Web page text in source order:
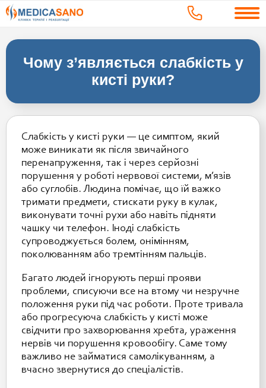
Чому з’являється слабкість у
кисті руки?
Слабкість у кисті руки — це симптом, який
може виникати як після звичайного
перенапруження, так і через серйозні
порушення у роботі нервової системи, м’язів
або суглобів. Людина помічає, що їй важко
тримати предмети, стискати руку в кулак,
виконувати точні рухи або навіть підняти
чашку чи телефон. Іноді слабкість
супроводжується болем, онімінням,
поколюванням або тремтінням пальців.
Багато людей ігнорують перші прояви
проблеми, списуючи все на втому чи незручне
положення руки під час роботи. Проте тривала
або прогресуюча слабкість у кисті може
свідчити про захворювання хребта, ураження
нервів чи порушення кровообігу. Саме тому
важливо не займатися самолікуванням, а
вчасно звернутися до спеціалістів.